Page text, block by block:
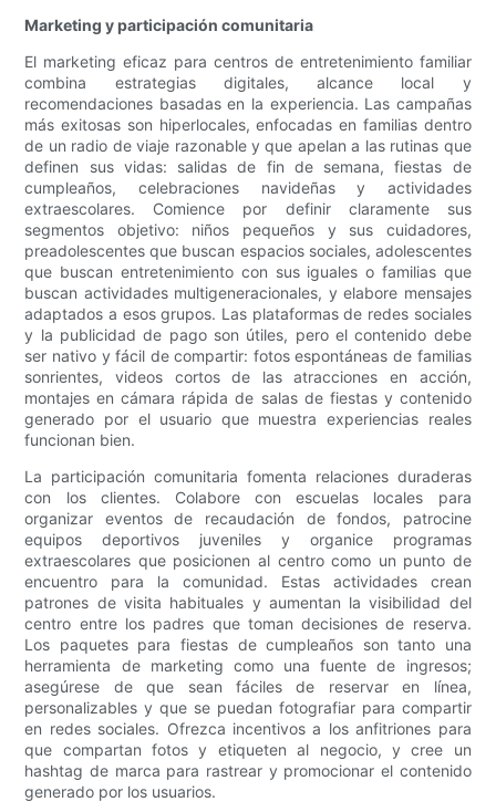
Marketing y participación comunitaria
El marketing eficaz para centros de entretenimiento familiar
combina estrategias digitales, alcance local y
recomendaciones basadas en la experiencia. Las campañas
más exitosas son hiperlocales, enfocadas en familias dentro
de un radio de viaje razonable y que apelan a las rutinas que
definen sus vidas: salidas de fin de semana, fiestas de
cumpleaños, celebraciones navideñas y actividades
extraescolares. Comience por definir claramente sus
segmentos objetivo: niños pequeños y sus cuidadores,
preadolescentes que buscan espacios sociales, adolescentes
que buscan entretenimiento con sus iguales o familias que
buscan actividades multigeneracionales, y elabore mensajes
adaptados a esos grupos. Las plataformas de redes sociales
y la publicidad de pago son útiles, pero el contenido debe
ser nativo y fácil de compartir: fotos espontáneas de familias
sonrientes, videos cortos de las atracciones en acción,
montajes en cámara rápida de salas de fiestas y contenido
generado por el usuario que muestra experiencias reales
funcionan bien.
La participación comunitaria fomenta relaciones duraderas
con los clientes. Colabore con escuelas locales para
organizar eventos de recaudación de fondos, patrocine
equipos deportivos juveniles y organice programas
extraescolares que posicionen al centro como un punto de
encuentro para la comunidad. Estas actividades crean
patrones de visita habituales y aumentan la visibilidad del
centro entre los padres que toman decisiones de reserva.
Los paquetes para fiestas de cumpleaños son tanto una
herramienta de marketing como una fuente de ingresos;
asegúrese de que sean fáciles de reservar en línea,
personalizables y que se puedan fotografiar para compartir
en redes sociales. Ofrezca incentivos a los anfitriones para
que compartan fotos y etiqueten al negocio, y cree un
hashtag de marca para rastrear y promocionar el contenido
generado por los usuarios.